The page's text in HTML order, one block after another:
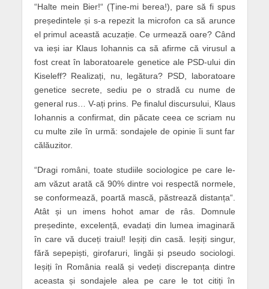
“Halte mein Bier!“ (Ține-mi berea!), pare să fi spus
președintele și s-a repezit la microfon ca să arunce
el primul această acuzație. Ce urmează oare? Când
va ieși iar Klaus Iohannis ca să afirme că virusul a
fost creat în laboratoarele genetice ale PSD-ului din
Kiseleff? Realizați, nu, legătura? PSD, laboratoare
genetice secrete, sediu pe o stradă cu nume de
general rus… V-ați prins. Pe finalul discursului, Klaus
Iohannis a confirmat, din păcate ceea ce scriam nu
cu multe zile în urmă: sondajele de opinie îi sunt far
călăuzitor.
“Dragi români, toate studiile sociologice pe care le-
am văzut arată că 90% dintre voi respectă normele,
se conformează, poartă mască, păstrează distanța“.
Atât și un imens hohot amar de râs. Domnule
președinte, excelență, evadați din lumea imaginară
în care vă duceți traiul! Ieșiți din casă. Ieșiți singur,
fără sepepiști, girofaruri, lingăi și pseudo sociologi.
Ieșiți în România reală și vedeți discrepanța dintre
aceasta și sondajele alea pe care le tot citiți în